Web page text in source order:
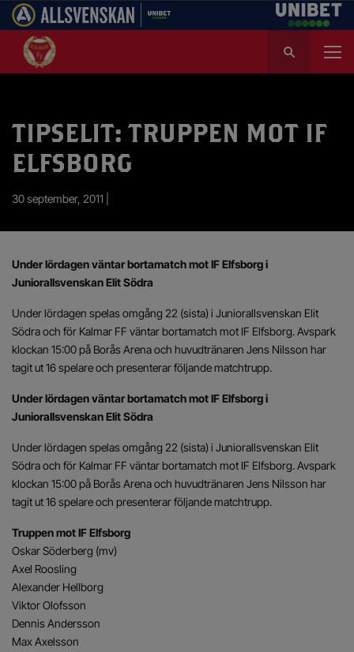
k
t
TIPSELIT: TRUPPEN MOT IF
ELFSBORG
30 september, 2011 |
Under lördagen väntar bortamatch mot IF Elfsborg i
Juniorallsvenskan Elit Södra
Under lördagen spelas omgång 22 (sista) i Juniorallsvenskan Elit
Södra och för Kalmar FF väntar bortamatch mot IF Elfsborg. Avspark
klockan 15:00 på Borås Arena och huvudtränaren Jens Nilsson har
tagit ut 16 spelare och presenterar följande matchtrupp.
Under lördagen väntar bortamatch mot IF Elfsborg i
Juniorallsvenskan Elit Södra
Under lördagen spelas omgång 22 (sista) i Juniorallsvenskan Elit
Södra och för Kalmar FF väntar bortamatch mot IF Elfsborg. Avspark
klockan 15:00 på Borås Arena och huvudtränaren Jens Nilsson har
tagit ut 16 spelare och presenterar följande matchtrupp.
Truppen mot IF Elfsborg
Oskar Söderberg (mv)
Axel Roosling
Alexander Hellborg
Viktor Olofsson
Dennis Andersson
Max Axelsson